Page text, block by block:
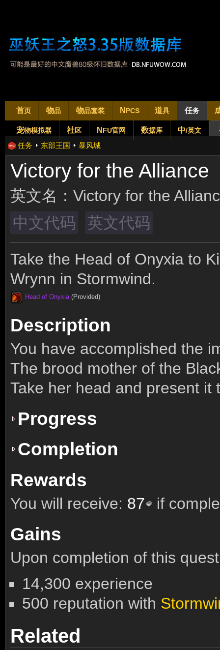
首页 物品 物品套装 N PCS 道具 任务
宠物模拟器 社区 N FU官网 数据库 中/英文
任务 东部王国 暴风城
Victory for the Alliance
英文名： Victory for the
中文代码
英文代码
Take the Head of Onyxia to
Wrynn in Stormwind.
Head of Onyxia(Provided)
Description
You have accomplished the
The brood mother of the
Take her head and present it
Progress
Completion
Rewards
You will receive: 87 if
Gains
Upon completion of this
14,300 experience
500 reputation with
Related